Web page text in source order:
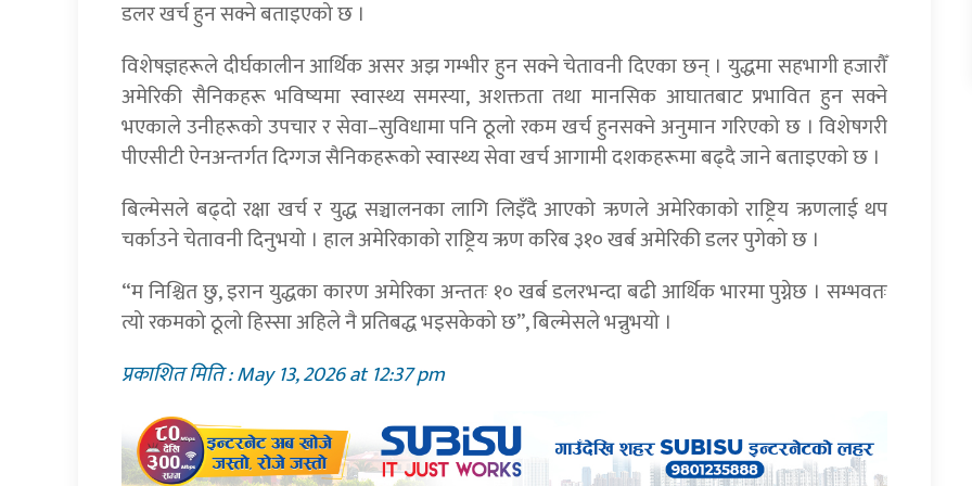
डलर खर्च हुन सक्ने बताइएको छ ।
विशेषज्ञहरूले दीर्घकालीन आर्थिक असर अझ गम्भीर हुन सक्ने चेतावनी दिएका छन् । युद्धमा सहभागी हजारौँ
अमेरिकी सैनिकहरू भविष्यमा स्वास्थ्य समस्या, अशक्तता तथा मानसिक आघातबाट प्रभावित हुन सक्ने
भएकाले उनीहरूको उपचार र सेवा–सुविधामा पनि ठूलो रकम खर्च हुनसक्ने अनुमान गरिएको छ । विशेषगरी
पीएसीटी ऐनअन्तर्गत दिग्गज सैनिकहरूको स्वास्थ्य सेवा खर्च आगामी दशकहरूमा बढ्दै जाने बताइएको छ ।
बिल्मेसले बढ्दो रक्षा खर्च र युद्ध सञ्चालनका लागि लिइँदै आएको ऋणले अमेरिकाको राष्ट्रिय ऋणलाई थप
चर्काउने चेतावनी दिनुभयो । हाल अमेरिकाको राष्ट्रिय ऋण करिब ३१० खर्ब अमेरिकी डलर पुगेको छ ।
“म निश्चित छु, इरान युद्धका कारण अमेरिका अन्ततः १० खर्ब डलरभन्दा बढी आर्थिक भारमा पुग्नेछ । सम्भवतः
त्यो रकमको ठूलो हिस्सा अहिले नै प्रतिबद्ध भइसकेको छ”, बिल्मेसले भन्नुभयो ।
प्रकाशित मिति : May 13, 2026 at 12:37 pm